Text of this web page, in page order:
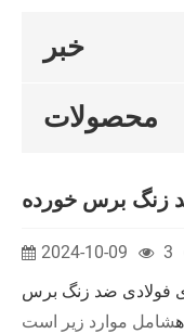
خبر
محصولات
زنگ برس خورده
2024-10-09 3
فولادی ضد زنگ برس